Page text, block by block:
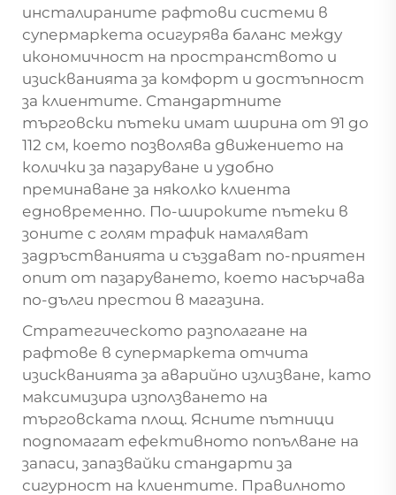
инсталираните рафтови системи в
супермаркета осигурява баланс между
икономичност на пространството и
изискванията за комфорт и достъпност
за клиентите. Стандартните
търговски пътеки имат ширина от 91 до
112 см, което позволява движението на
колички за пазаруване и удобно
преминаване за няколко клиента
едновременно. По-широките пътеки в
зоните с голям трафик намаляват
задръстванията и създават по-приятен
опит от пазаруването, което насърчава
по-дълги престои в магазина.
Стратегическото разполагане на
рафтове в супермаркета отчита
изискванията за аварийно излизване, като
максимизира използването на
търговската площ. Ясните пътници
подпомагат ефективното попълване на
запаси, запазвайки стандарти за
сигурност на клиентите. Правилното